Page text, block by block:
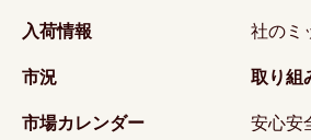
入荷情報
市況
市場カレンダー
社のミ
取り組
安心安